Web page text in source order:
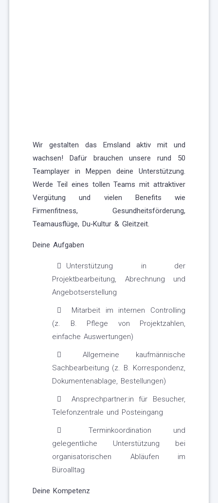
Wir gestalten das Emsland aktiv mit und
wachsen! Dafür brauchen unsere rund 50
Teamplayer in Meppen deine Unterstützung.
Werde Teil eines tollen Teams mit attraktiver
Vergütung und vielen Benefits wie
Firmenfitness, Gesundheitsförderung,
Teamausflüge, Du‑Kultur & Gleitzeit.
Deine Aufgaben
Unterstützung in der
Projektbearbeitung, Abrechnung und
Angebotserstellung
Mitarbeit im internen Controlling
(z. B. Pflege von Projektzahlen,
einfache Auswertungen)
Allgemeine kaufmännische
Sachbearbeitung (z. B. Korrespondenz,
Dokumentenablage, Bestellungen)
Ansprechpartner:in für Besucher,
Telefonzentrale und Posteingang
Terminkoordination und
gelegentliche Unterstützung bei
organisatorischen Abläufen im
Büroalltag
Deine Kompetenz